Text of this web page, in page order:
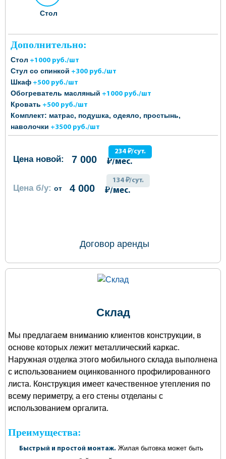
Стол
Дополнительно:
Стол +1000 руб./шт
Стул со спинкой +300 руб./шт
Шкаф +500 руб./шт
Обогреватель масляный +1000 руб./шт
Кровать +500 руб./шт
Комплект: матрас, подушка, одеяло, простынь,
наволочки +3500 руб./шт
Цена новой: 7 000 ₽/мес.
234 ₽/сут.
Цена б/у: от 4 000 ₽/мес.
134 ₽/сут.
Договор аренды
Склад
Мы предлагаем вниманию клиентов конструкции, в
основе которых лежит металлический каркас.
Наружная отделка этого мобильного склада выполнена
с использованием оцинкованного профилированного
листа. Конструкция имеет качественное утепления по
всему периметру, а его стены отделаны с
использованием оргалита.
Преимущества:
Быстрый и простой монтаж. Жилая бытовка может быть